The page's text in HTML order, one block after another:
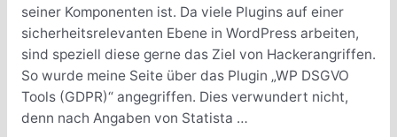
seiner Komponenten ist. Da viele Plugins auf einer
sicherheitsrelevanten Ebene in WordPress arbeiten,
sind speziell diese gerne das Ziel von Hackerangriffen.
So wurde meine Seite über das Plugin „WP DSGVO
Tools (GDPR)“ angegriffen. Dies verwundert nicht,
denn nach Angaben von Statista …